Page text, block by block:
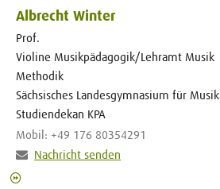
Albrecht Winter
Prof.
Violine Musikpädagogik/Lehramt Musik
Methodik
Sächsisches Landesgymnasium für Musik
Studiendekan KPA
Mobil: +49 176 80354291
Nachricht senden